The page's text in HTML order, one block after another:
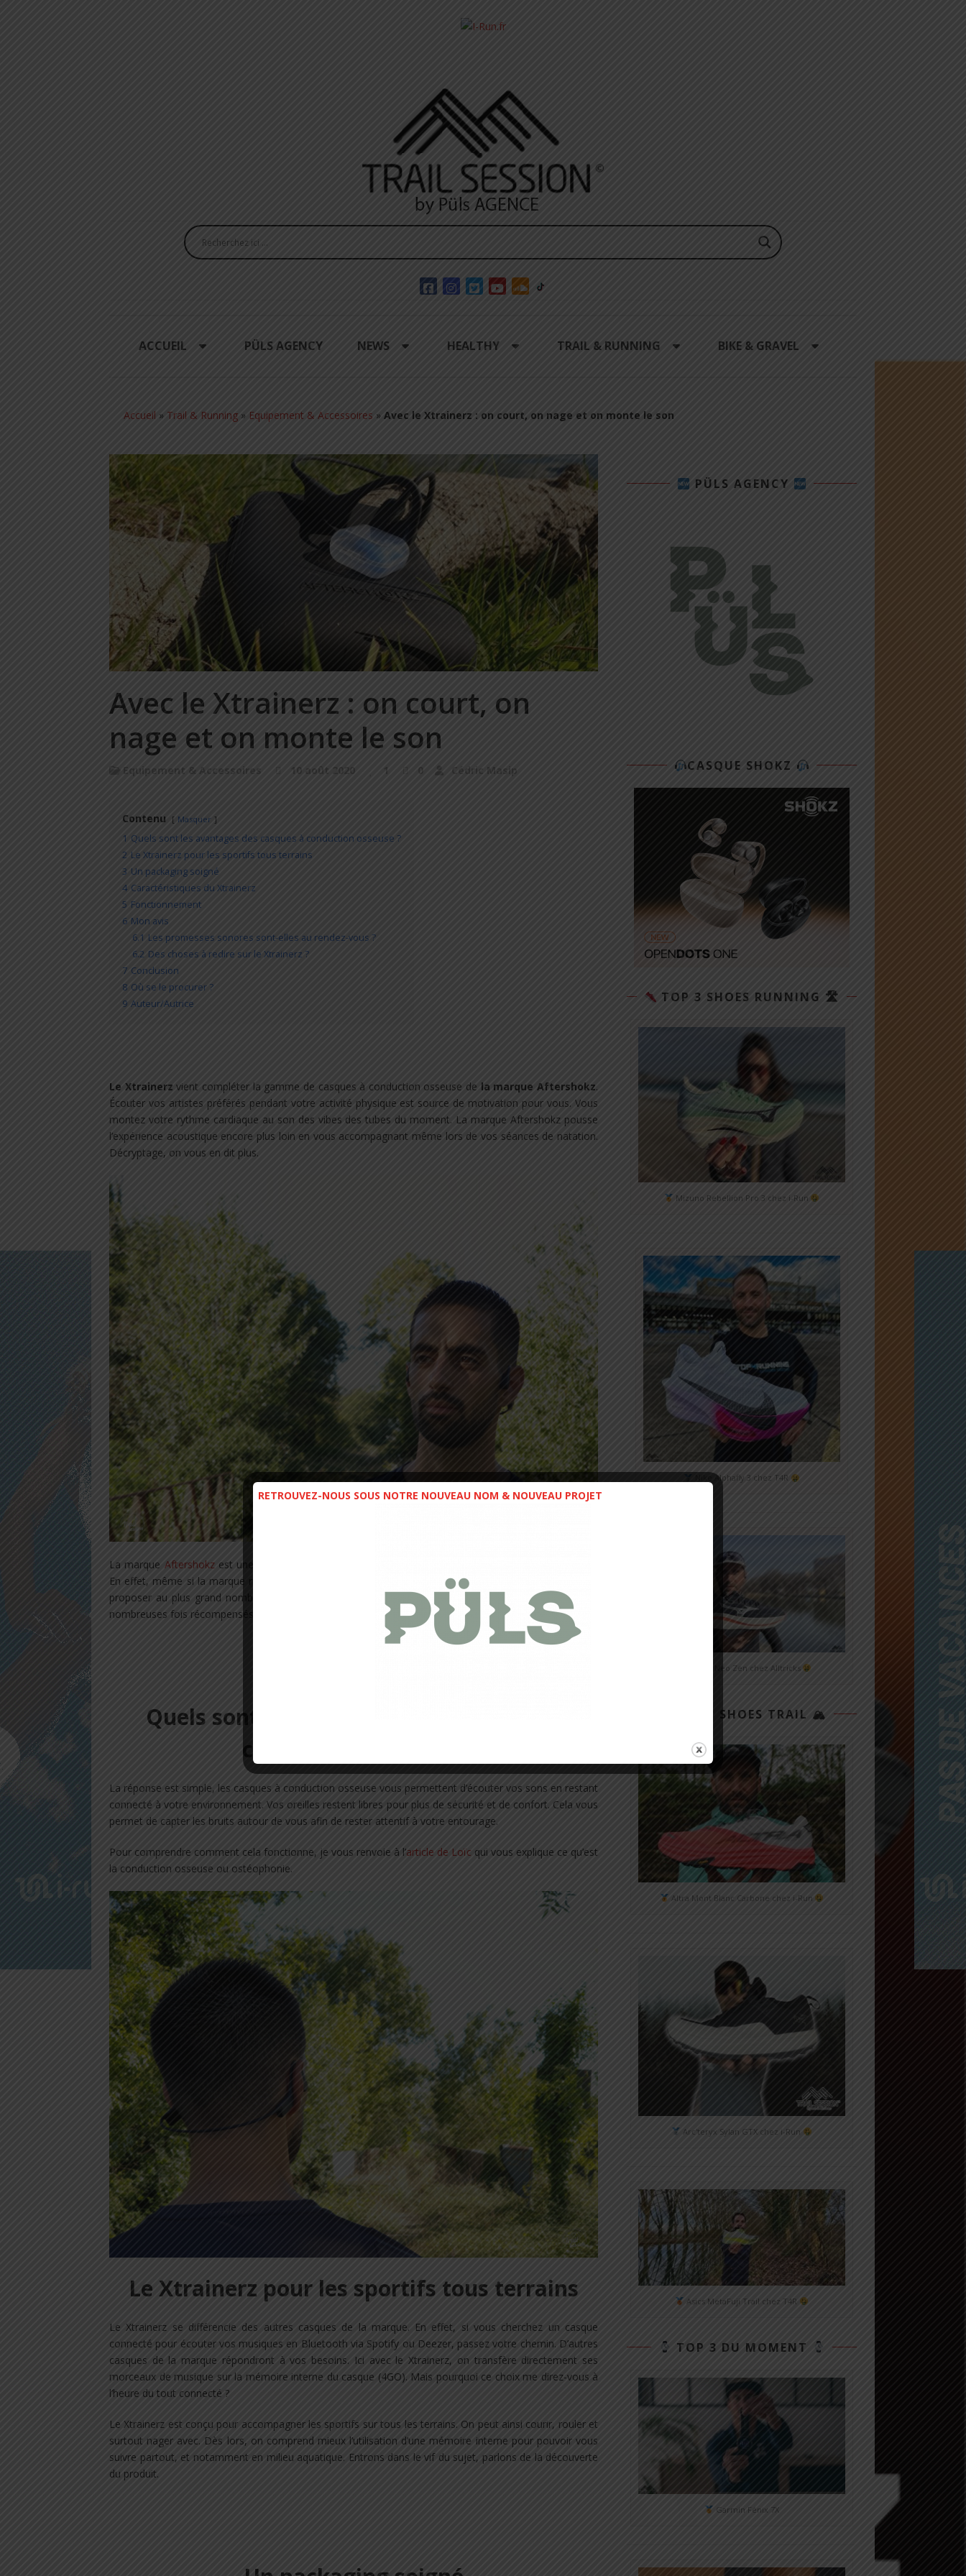
ACCUEIL PÜLS AGENCY NEWS HEALTHY TRAIL & RUNNING BIKE & GRAVEL
Accueil » Trail & Running » Equipement & Accessoires » Avec le Xtrainerz : on court, on nage et on monte le son
Avec le Xtrainerz : on court, on
nage et on monte le son
Equipement & Accessoires 10 août 2020 1 0 Cédric Masip
Contenu Masquer
1 Quels sont les avantages des casques à conduction osseuse ?
2 Le Xtrainerz pour les sportifs tous terrains
3 Un packaging soigné
4 Caractéristiques du Xtrainerz
5 Fonctionnement
6 Mon avis
6.1 Les promesses sonores sont-elles au rendez-vous ?
6.2 Des choses à redire sur le Xtrainerz ?
7 Conclusion
8 Où se le procurer ?
9 Auteur/Autrice
Le Xtrainerz vient compléter la gamme de casques à conduction osseuse de la marque Aftershokz.
Écouter vos artistes préférés pendant votre activité physique est source de motivation pour vous. Vous
montez votre rythme cardiaque au son des vibes des tubes du moment. La marque Aftershokz pousse
l’expérience acoustique encore plus loin en vous accompagnant même lors de vos séances de natation.
Décryptage, on vous en dit plus.
La marque Aftershokzest une référence aujourd’hui dans le milieu des casques à conduction osseuse.
En effet, même si la marque n’est pas à l’origine de cette technologie, elle a su la faire évoluer pour la
proposer au plus grand nombre. Elle a ainsi déposé plus de 30 brevets internationaux, qui ont été de
nombreuses fois récompensés.
Quels sont les avantages des casques à
La réponse est simple, les casques à conduction osseuse vous permettent d’écouter vos sons en restant
connecté à votre environnement. Vos oreilles restent libres pour plus de sécurité et de confort. Cela vous
permet de capter les bruits autour de vous afin de rester attentif à votre entourage.
Pour comprendre comment cela fonctionne, je vous renvoie à l’article de Loïc qui vous explique ce qu’est
la conduction osseuse ou ostéophonie.
Le Xtrainerz pour les sportifs tous terrains
Le Xtrainerz se différencie des autres casques de la marque. En effet, si vous cherchez un casque
connecté pour écouter vos musiques en Bluetooth via Spotify ou Deezer, passez votre chemin. D’autres
casques de la marque répondront à vos besoins. Ici avec le Xtrainerz, on transfère directement ses
morceaux de musique sur la mémoire interne du casque (4GO). Mais pourquoi ce choix me direz-vous à
l’heure du tout connecté ?
Le Xtrainerz est conçu pour accompagner les sportifs sur tous les terrains. On peut ainsi courir, rouler et
surtout nager avec. Dès lors, on comprend mieux l’utilisation d’une mémoire interne pour pouvoir vous
suivre partout, et notamment en milieu aquatique. Entrons dans le vif du sujet, parlons de la découverte
du produit.
PÜLS AGENCY
CASQUE SHOKZ
TOP 3 SHOES RUNNING 🛣
Mizuno Rebellion Pro 3 chez i-Run
Nike Alphafly 3 chez T4R
Mizuno Neo Zen chez Alltricks
TOP 3 SHOES TRAIL 🏔
Altra Mont Blanc Carbone chez i-Run
Arc'teryx Sylan GTX chez i-Run
Asics MetaFuji Trail chez T4R
TOP 3 DU MOMENT
Garmin Fénix 7X
RETROUVEZ-NOUS SOUS NOTRE NOUVEAU NOM & NOUVEAU PROJET